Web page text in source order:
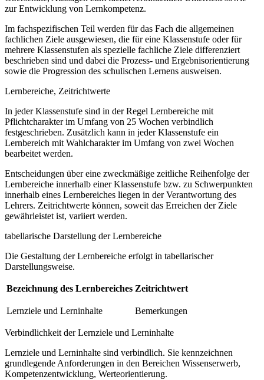
zur Entwicklung von Lernkompetenz.
Im fachspezifischen Teil werden für das Fach die allgemeinen
fachlichen Ziele ausgewiesen, die für eine Klassenstufe oder für
mehrere Klassenstufen als spezielle fachliche Ziele differenziert
beschrieben sind und dabei die Prozess- und Ergebnisorientierung
sowie die Progression des schulischen Lernens ausweisen.
Lernbereiche, Zeitrichtwerte
In jeder Klassenstufe sind in der Regel Lernbereiche mit
Pflichtcharakter im Umfang von 25 Wochen verbindlich
festgeschrieben. Zusätzlich kann in jeder Klassenstufe ein
Lernbereich mit Wahlcharakter im Umfang von zwei Wochen
bearbeitet werden.
Entscheidungen über eine zweckmäßige zeitliche Reihenfolge der
Lernbereiche innerhalb einer Klassenstufe bzw. zu Schwerpunkten
innerhalb eines Lernbereiches liegen in der Verantwortung des
Lehrers. Zeitrichtwerte können, soweit das Erreichen der Ziele
gewährleistet ist, variiert werden.
tabellarische Darstellung der Lernbereiche
Die Gestaltung der Lernbereiche erfolgt in tabellarischer
Darstellungsweise.
Bezeichnung des Lernbereiches Zeitrichtwert
Lernziele und Lerninhalte Bemerkungen
Verbindlichkeit der Lernziele und Lerninhalte
Lernziele und Lerninhalte sind verbindlich. Sie kennzeichnen
grundlegende Anforderungen in den Bereichen Wissenserwerb,
Kompetenzentwicklung, Werteorientierung.